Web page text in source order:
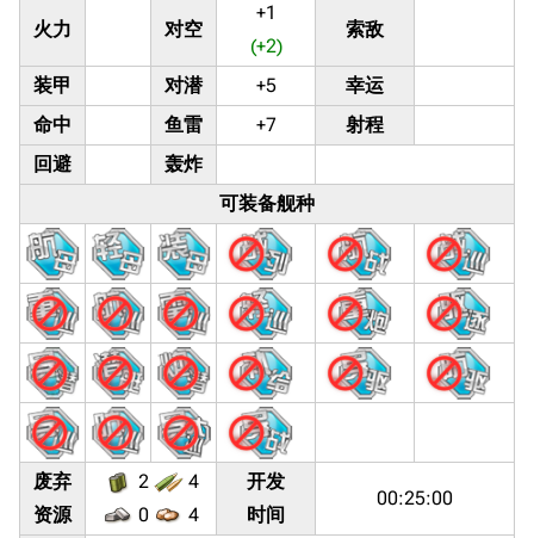
火力 对空
+1
(+2)
索敌
装甲 对潜 +5
幸运
命中
鱼雷 +7
射程
回避
轰炸
可装备舰种
废弃
资源
2
4
0
4
开发
时间
00:25:00